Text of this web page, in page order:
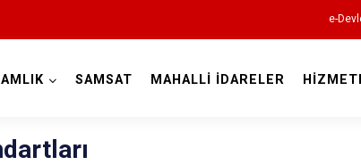
e-
SAMSAT MAHALLİ İDARELER